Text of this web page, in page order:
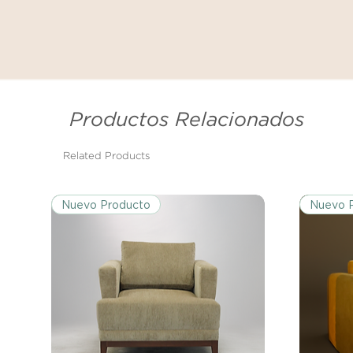
Productos Relacionados
Related Products
Nuevo Producto Nuevo